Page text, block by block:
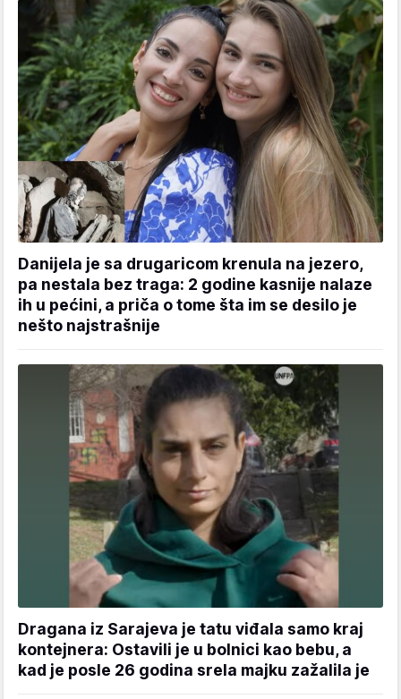
Danijela je sa drugaricom krenula na jezero,
pa nestala bez traga: 2 godine kasnije nalaze
ih u pećini, a priča o tome šta im se desilo je
nešto najstrašnije
Dragana iz Sarajeva je tatu viđala samo kraj
kontejnera: Ostavili je u bolnici kao bebu, a
kad je posle 26 godina srela majku zažalila je